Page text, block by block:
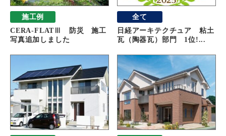
施工例
CERA-FLATⅢ 防災 施工
写真追加しました
全て
日経アーキテクチュア 粘土
瓦（陶器瓦）部門 1位!...